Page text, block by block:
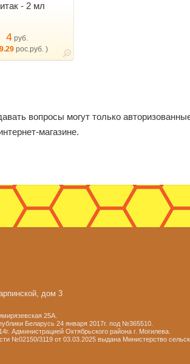
- 2 мл
4 руб.
рос.руб. )
вопросы могут только
магазине.
дом 3
25А.
Беларусь 24 января 2017г. под №365510.
Администрацией Октябрьского района г. Могилева.
№02150/3119 от 03.03.2025 выдана Министерство